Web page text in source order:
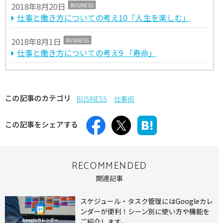
2018年8月20日 BUSINESS
仕事と働き方についての考え10「人生を楽しむ」
2018年8月1日 BUSINESS
仕事と働き方についての考え9 「寿命」
この記事のカテゴリ BUSINESS 仕事術
この記事をシェアする
RECOMMENDED
関連記事
スケジュール・タスク管理にはGoogleカレ
ンダーが便利！シーン別に使い方や機能を